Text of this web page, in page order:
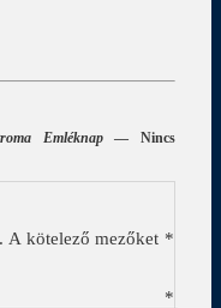
Emléknap— Nincs
A kötelező mezőket *
*